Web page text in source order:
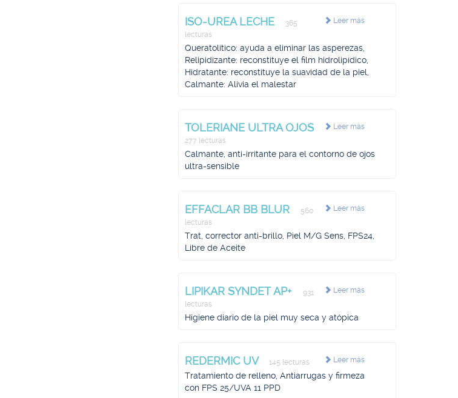
Leer más
ISO-UREA LECHE
365
lecturas
Queratolítico: ayuda a eliminar las asperezas,
Relipidizante: reconstituye el film hidrolipídico,
Hidratante: reconstituye la suavidad de la piel,
Calmante: Alivia el malestar
Leer más
TOLERIANE ULTRA OJOS
277 lecturas
Calmante, anti-irritante para el contorno de ojos
ultra-sensible
Leer más
EFFACLAR BB BLUR
560
lecturas
Trat, corrector anti-brillo, Piel M/G Sens, FPS24,
Libre de Aceite
Leer más
LIPIKAR SYNDET AP+
931
lecturas
Higiene diario de la piel muy seca y atópica
Leer más
REDERMIC UV 145 lecturas
Tratamiento de relleno, Antiarrugas y firmeza
con FPS 25/UVA 11 PPD